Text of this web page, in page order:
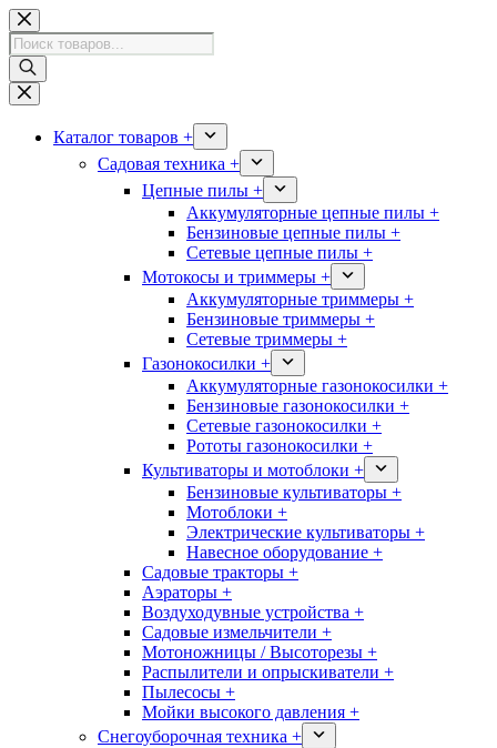
Перейти
к
сути
Поиск
товаров
Каталог товаров +
Садовая техника +
Цепные пилы +
Аккумуляторные цепные пилы +
Бензиновые цепные пилы +
Сетевые цепные пилы +
Мотокосы и триммеры +
Аккумуляторные триммеры +
Бензиновые триммеры +
Сетевые триммеры +
Газонокосилки +
Аккумуляторные газонокосилки +
Бензиновые газонокосилки +
Сетевые газонокосилки +
Рототы газонокосилки +
Культиваторы и мотоблоки +
Бензиновые культиваторы +
Мотоблоки +
Электрические культиваторы +
Навесное оборудование +
Садовые тракторы +
Аэраторы +
Воздуходувные устройства +
Садовые измельчители +
Мотоножницы / Высоторезы +
Распылители и опрыскиватели +
Пылесосы +
Мойки высокого давления +
Снегоуборочная техника +